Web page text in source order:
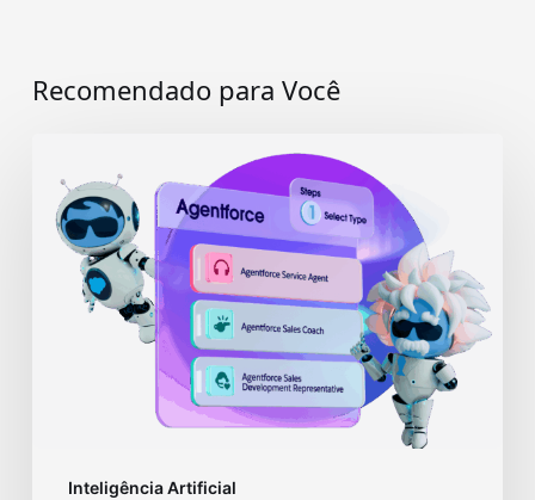
Recomendado para Você
Inteligência Artificial
perguntas
respostas